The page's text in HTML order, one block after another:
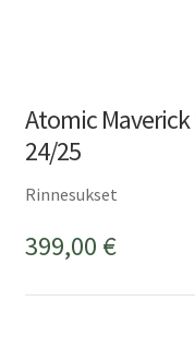
Atomic
24/25
Rinnesukset
399,00 €